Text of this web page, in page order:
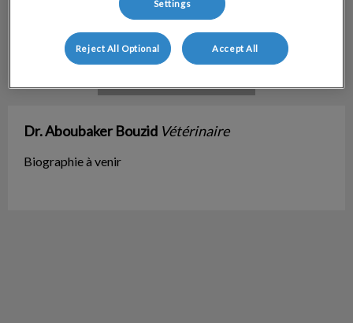
Dr. Aboubaker Bouzid Vétérinaire
Biographie à venir
Settings
Reject All Optional Accept All